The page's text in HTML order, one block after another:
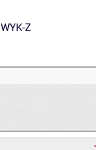
WYK-Z